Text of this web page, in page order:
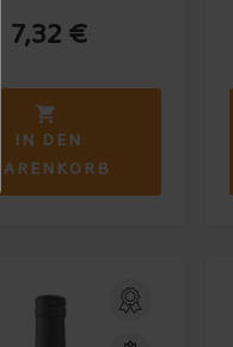
7,32 €

IN DEN
WARENKORB